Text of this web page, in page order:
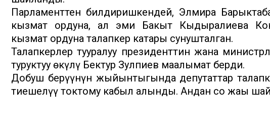
Парламенттен билдиришкендей, Элмира
кызмат ордуна, ал эми Бакыт Кыдыралиева
кызмат ордуна талапкер катары сунушталган.
Талапкерлер тууралуу президенттин жана
туруктуу өкүлү Бектур Зулпиев маалымат берди.
Добуш берүүнүн жыйынтыгында депутаттар
тиешелүү токтому кабыл алынды. Андан соң жаңы